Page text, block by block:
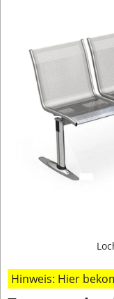
Hinweis: Hier